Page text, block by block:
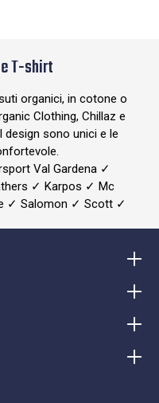
T-shirt
organici, in cotone o
Clothing, Chillaz e
design sono unici e le
Val Gardena ✓
✓ Karpos ✓ Mc
✓ Salomon ✓ Scott ✓